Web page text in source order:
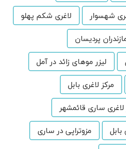
شهسوار
لاغری شکم پهلو
پردیسان
لیزر موهای زائد در آمل
مرکز لاغری بابل
لاغری ساری قائمشهر
بابل
مزوتراپی در ساری